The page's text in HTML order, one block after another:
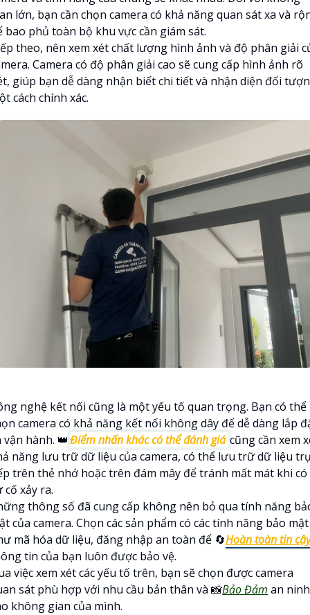
lớn, bạn cần chọn camera có khả năng quan sát xa và
bao phủ toàn bộ khu vực cần giám sát.
theo, nên xem xét chất lượng hình ảnh và độ phân giải
Camera có độ phân giải cao sẽ cung cấp hình ảnh rõ
giúp bạn dễ dàng nhận biết chi tiết và nhận diện đối
cách chính xác.
nghệ kết nối cũng là một yếu tố quan trọng. Bạn có thể
camera có khả năng kết nối không dây để dễ dàng lắp
vận hành. 👑Điểm nhấn khác có thể đánh giá cũng cần xem
năng lưu trữ dữ liệu của camera, có thể lưu trữ dữ liệu
trên thẻ nhớ hoặc trên đám mây để tránh mất mát khi có
cố xảy ra.
thông số đã cung cấp không nên bỏ qua tính năng
của camera. Chọn các sản phẩm có các tính năng bảo mật
mã hóa dữ liệu, đăng nhập an toàn để 🔄Hoàn toàn tin cậy
tin của bạn luôn được bảo vệ.
việc xem xét các yếu tố trên, bạn sẽ chọn được camera
sát phù hợp với nhu cầu bản thân và 📸Bảo Đảm an ninh
không gian của mình.